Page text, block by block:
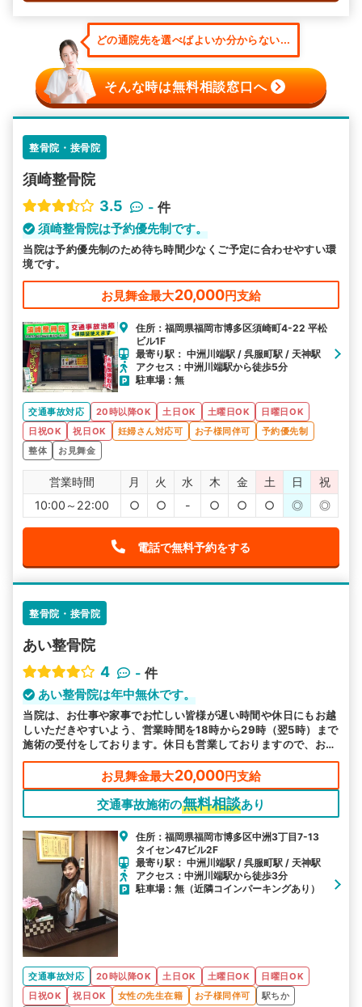
どの通院先を選べばよいか分からない...
そんな時は無料相談窓口へ
整骨院・接骨院
須崎整骨院
3.5
- 件
須崎整骨院は予約優先制です。
当院は予約優先制のため待ち時間少なくご予定に合わせやすい環
境です。
お見舞金最大20,000円支給
住所：福岡県福岡市博多区須崎町4-22 平松
ビル1F
最寄り駅： 中洲川端駅 / 呉服町駅 / 天神駅
アクセス：中洲川端駅から徒歩5分
駐車場：無
交通事故対応 20時以降OK 土日OK 土曜日OK
日曜日OK
日祝OK
祝日OK 妊婦さん対応可 お子様同伴可
予約優先制
整体
お見舞金
営業時間 月 火 水 木 金 土 日
祝
10:00～22:00
○ ○ - ○ ○ ○ ◎ ◎
電話で無料予約をする
整骨院・接骨院
あい整骨院
4
- 件
あい整骨院は年中無休です。
当院は、お仕事や家事でお忙しい皆様が遅い時間や休日にもお越
しいただきやすいよう、営業時間を18時から29時（翌5時）まで
施術の受付をしております。休日も営業しておりますので、お好
きな日時にお越しください。
お見舞金最大20,000円支給
交通事故施術の無料相談あり
住所：福岡県福岡市博多区中洲3丁目7-13
タイセン47ビル2F
最寄り駅： 中洲川端駅 / 呉服町駅 / 天神駅
アクセス：中洲川端駅から徒歩3分
駐車場：無（近隣コインパーキングあり）
交通事故対応 20時以降OK 土日OK 土曜日OK
日曜日OK
日祝OK
祝日OK 女性の先生在籍 お子様同伴可
駅ちか